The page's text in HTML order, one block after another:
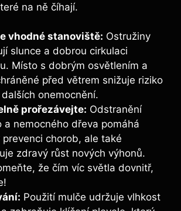
na ně číhají.
vhodné stanoviště: Ostružiny
slunce a dobrou cirkulaci
Místo s dobrým osvětlením a
před větrem snižuje riziko
onemocnění.
prořezávejte: Odstranění
a nemocného dřeva pomáhá
prevenci chorob, ale také
zdravý růst nových výhonů.
že čím víc světla dovnitř,
Použití mulče udržuje vlhkost